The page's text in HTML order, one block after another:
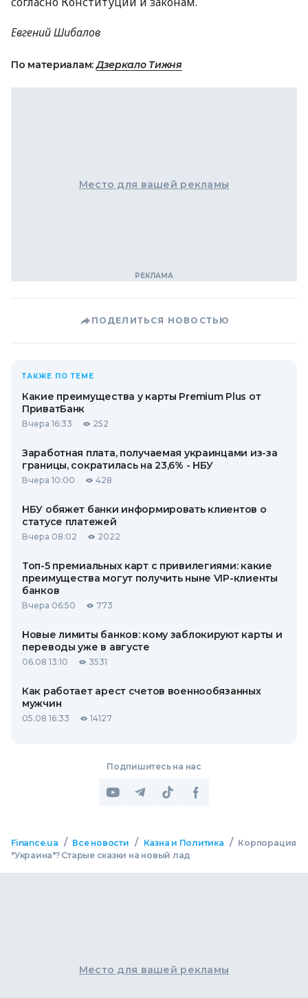
Евгений Шибалов
По материалам:Дзеркало Тижня
Место для вашей рекламы
ПОДЕЛИТЬСЯ НОВОСТЬЮ
ТАКЖЕ ПО ТЕМЕ
Какие преимущества у карты Premium Plus от
ПриватБанк
Вчера 16:33 252
Заработная плата, получаемая украинцами из-за
границы, сократилась на 23,6% - НБУ
Вчера 10:00 428
НБУ обяжет банки информировать клиентов о
статусе платежей
Вчера 08:02 2022
Топ-5 премиальных карт с привилегиями: какие
преимущества могут получить ныне VIP-клиенты
банков
Вчера 06:50 773
Новые лимиты банков: кому заблокируют карты и
переводы уже в августе
06.08 13:10 3531
Как работает арест счетов военнообязанных
мужчин
05.08 16:33 14127
Подпишитесь на нас
Finance.ua / Все новости / Казна и Политика / Корпорация
"Украина"? Старые сказки на новый лад
Место для вашей рекламы